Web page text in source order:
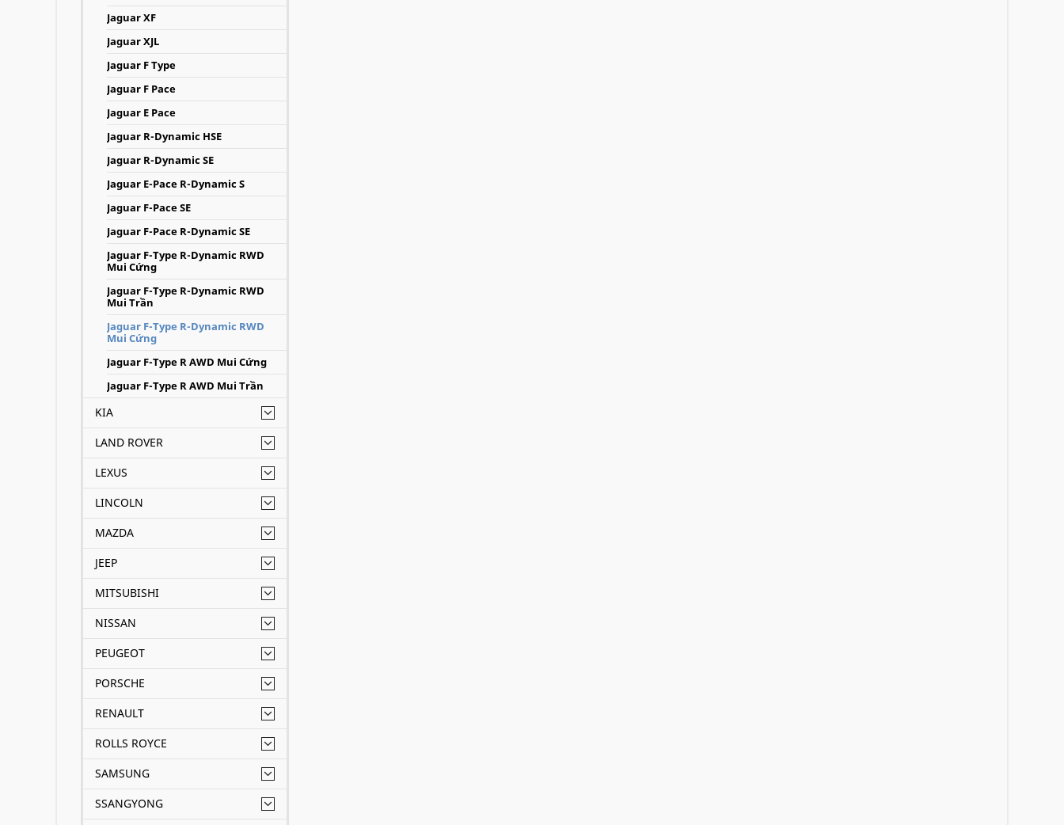
Jaguar XF
Jaguar XJL
Jaguar F Type
Jaguar F Pace
Jaguar E Pace
Jaguar R-Dynamic HSE
Jaguar R-Dynamic SE
Jaguar E-Pace R-Dynamic S
Jaguar F-Pace SE
Jaguar F-Pace R-Dynamic SE
Jaguar F-Type R-Dynamic RWD
Mui Cứng
Jaguar F-Type R-Dynamic RWD
Mui Trần
Jaguar F-Type R-Dynamic RWD
Mui Cứng
Jaguar F-Type R AWD Mui Cứng
Jaguar F-Type R AWD Mui Trần
KIA
LAND ROVER
LEXUS
LINCOLN
MAZDA
JEEP
MITSUBISHI
NISSAN
PEUGEOT
PORSCHE
RENAULT
ROLLS ROYCE
SAMSUNG
SSANGYONG